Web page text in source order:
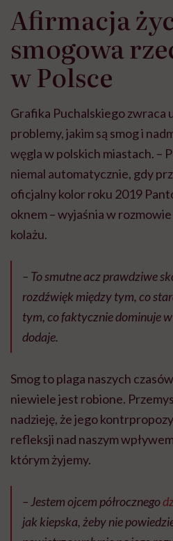
Afirmacja
smogowa
w Polsce
Grafika Puchalskiego zwraca
problemy, jakim są smog i
węgla w polskich miastach. –
niemal automatycznie, gdy
oficjalny kolor roku 2019
oknem – wyjaśnia w
kolażu.
– To smutne acz prawdziwe
rozdźwięk między tym, co
tym, co faktycznie dominuje
dodaje.
Smog to plaga naszych
niewiele jest robione.
nadzieję, że jego
refleksji nad naszym
którym żyjemy.
– Jestem ojcem półrocznego
jak kiepska, żeby nie